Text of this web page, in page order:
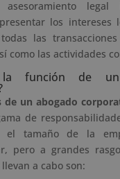
asesoramiento legal
los intereses
las transacciones
como las actividades
función de un
de un abogado
de
el tamaño de la
pero a grandes
a cabo son: